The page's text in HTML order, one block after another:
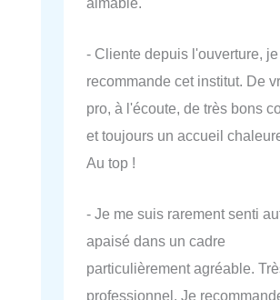
- Cliente depuis l'ouverture,
recommande cet institut. De
pro, à l'écoute, de très bons
et toujours un accueil
Au top !
- Je me suis rarement senti
apaisé dans un cadre
particulièrement agréable.
professionnel. Je